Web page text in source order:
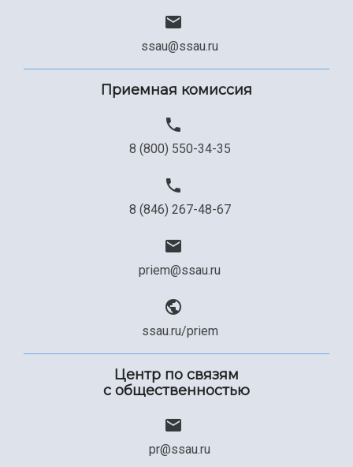
ssau@ssau.ru
Приемная комиссия
8 (800) 550-34-35
8 (846) 267-48-67
priem@ssau.ru
ssau.ru/priem
Центр по связям
с общественностью
pr@ssau.ru